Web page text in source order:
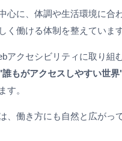
心に、体調や生活環境に合
く働ける体制を整えています
アクセシビリティに取り組
誰もがアクセスしやすい世界
す。
、働き方にも自然と広がっ